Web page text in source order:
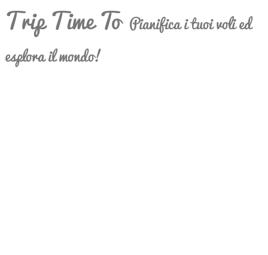
Trip Time To Pianifica i tuoi voli ed
esplora il mondo!